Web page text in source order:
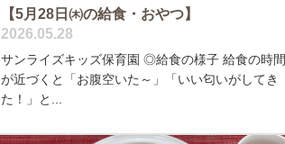
【5月28日㈭の給食・おやつ】
2026.05.28
サンライズキッズ保育園 ◎給食の様子 給食の時間
が近づくと「お腹空いた～」「いい匂いがしてき
た！」と...